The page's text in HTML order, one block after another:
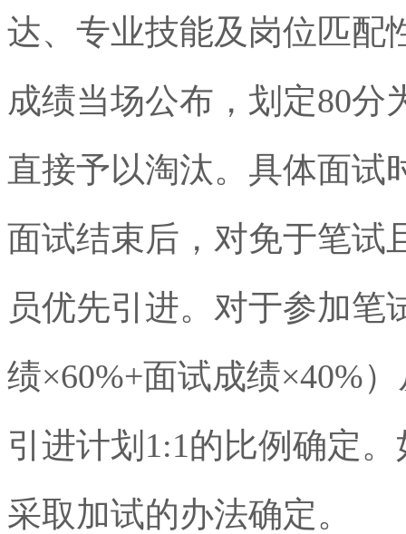
达、专业技能及岗位匹配
成绩当场公布，划定80分
直接予以淘汰。具体面试
面试结束后，对免于笔试
员优先引进。对于参加笔
绩×60%+面试成绩×40%
引进计划 1:1的比例确定
采取加试的办法确定。